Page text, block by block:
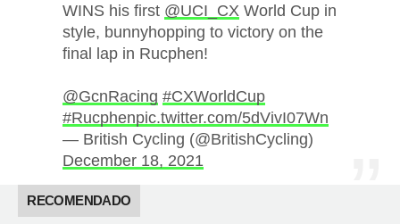
WINS his first @UCI_CX World Cup in
style, bunnyhopping to victory on the
final lap in Rucphen!
@GcnRacing #CXWorldCup
#Rucphenpic.twitter.com/5dVivI07Wn
— British Cycling (@BritishCycling)
December 18, 2021
RECOMENDADO